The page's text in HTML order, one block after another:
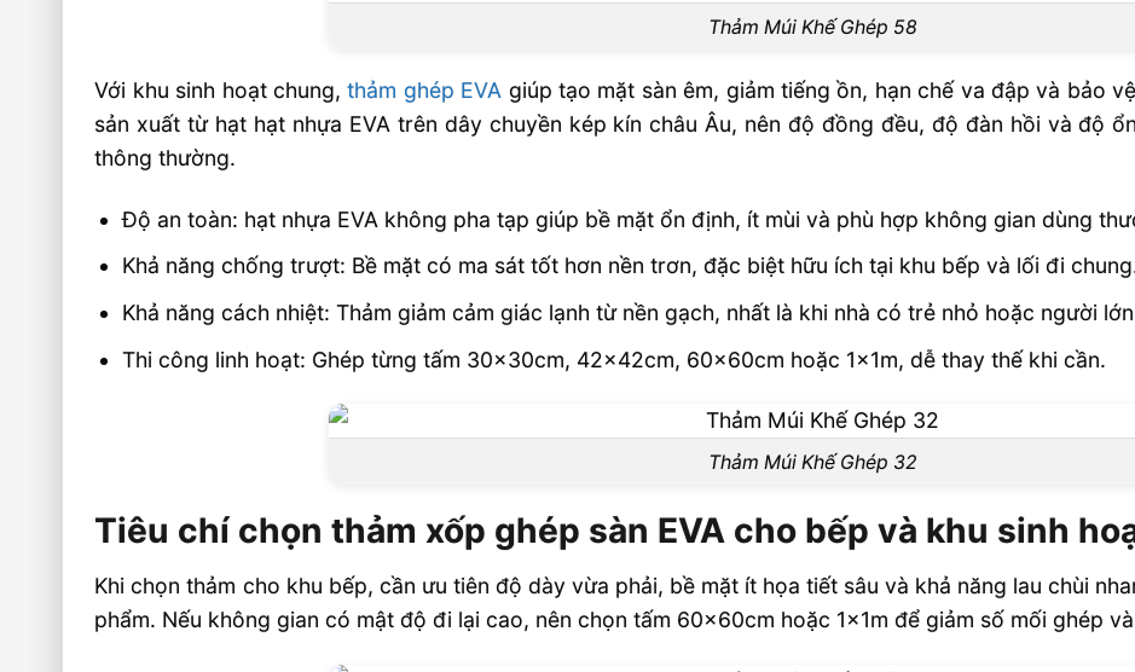
Thảm xốp ghép sàn có bị trơn khi đặt trong khu bếp
không?
Nên chọn kích thước thảm nào cho khu sinh hoạt
chung?
Thảm xốp EVA của Âu Lạc có gì khác so với loại
thông thường?
Video: Có Nên Dùng Thảm Xốp Ghép Sàn Cho Khu Bếp
Và Khu Sinh Hoạt Chung?
Sản phẩm đề xuất
🏭 Sản xuất và phân phối toàn quốc
Thảm Múi Khế Ghép 58
Với khu sinh hoạt chung,thảm ghép EVA giúp tạo mặt sàn êm, giảm tiếng ồn, hạn chế va đập và bảo
sản xuất từ hạt hạt nhựa EVA trên dây chuyền kép kín châu Âu, nên độ đồng đều, độ đàn hồi và độ
thông thường.
Độ an toàn: hạt nhựa EVA không pha tạp giúp bề mặt ổn định, ít mùi và phù hợp không gian dùng
Khả năng chống trượt: Bề mặt có ma sát tốt hơn nền trơn, đặc biệt hữu ích tại khu bếp và lối đi
Khả năng cách nhiệt: Thảm giảm cảm giác lạnh từ nền gạch, nhất là khi nhà có trẻ nhỏ hoặc người
Thi công linh hoạt: Ghép từng tấm 30x30cm, 42x42cm, 60x60cm hoặc 1x1m, dễ thay thế khi cần.
Thảm Múi Khế Ghép 32
Tiêu chí chọn thảm xốp ghép sàn EVA cho bếp và khu sinh
Khi chọn thảm cho khu bếp, cần ưu tiên độ dày vừa phải, bề mặt ít họa tiết sâu và khả năng lau chùi
phẩm. Nếu không gian có mật độ đi lại cao, nên chọn tấm 60x60cm hoặc 1x1m để giảm số mối ghép